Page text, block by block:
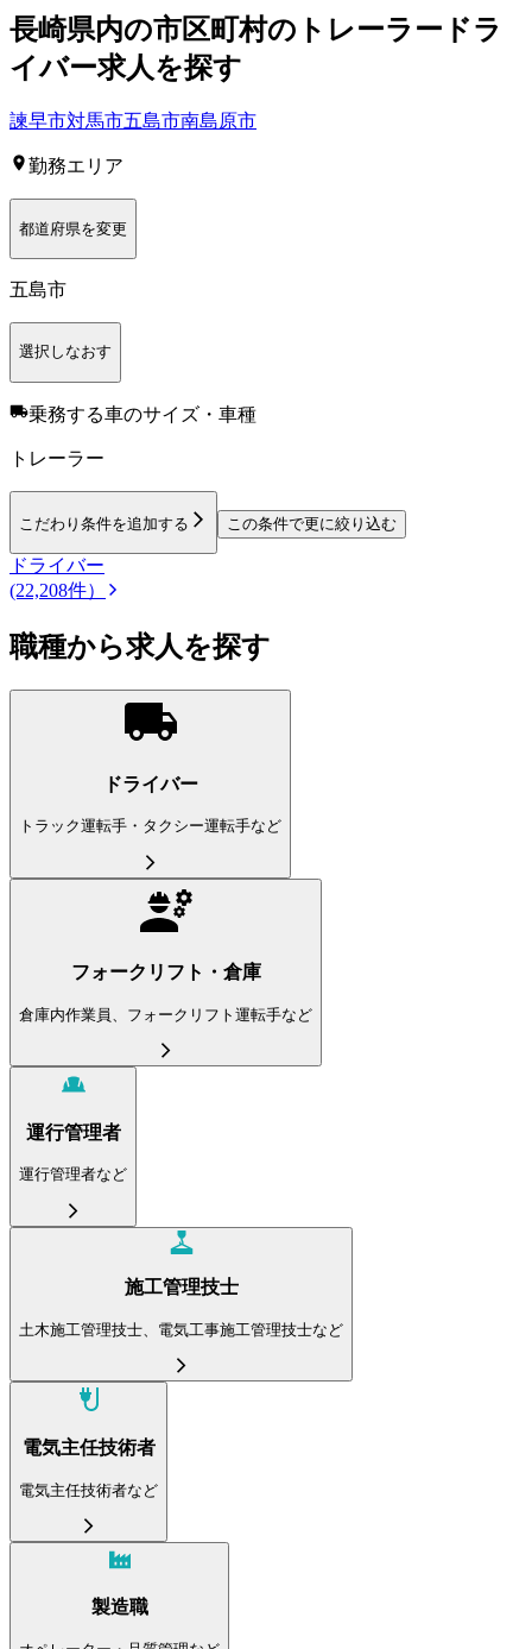
長崎県内の市区町村の トレーラー ドラ
イバー求人を探す
諫早市対馬市五島市南島原市
勤務エリア
都道府県を変更
五島市
選択しなおす
乗務する車のサイズ・車種
トレーラー
こだわり条件を追加する この条件で更に絞り込む
ドライバー
(22,208件）
職種から求人を探す
ドライバー
トラック運転手・タクシー運転手など
フォークリフト・倉庫
倉庫内作業員、フォークリフト運転手など
運行管理者
運行管理者など
施工管理技士
土木施工管理技士、電気工事施工管理技士など
電気主任技術者
電気主任技術者など
製造職